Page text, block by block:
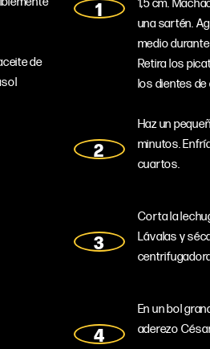
de
1,5 cm.
una sartén.
medio
Retira los
los dientes de
Haz un
minutos.
cuartos.
Corta la
Lávalas y
En un bol
aderezo